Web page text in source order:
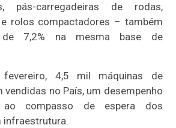
pás-carregadeiras de rodas,
rolos compactadores – também
de 7,2% na mesma base de
4,5 mil máquinas de
no País, um desempenho
ao compasso de espera dos
infraestrutura.